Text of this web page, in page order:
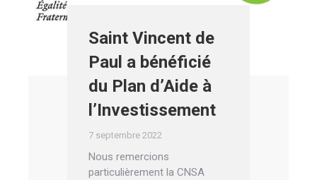
Saint Vincent de
Paul a bénéficié
du Plan d’Aide à
l’Investissement
7 septembre 2022
Nous remercions
particulièrement la CNSA